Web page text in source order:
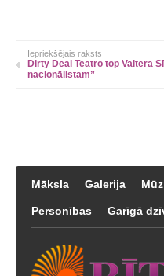
Iepriekšējais raksts
Dirty Deal Teatro top Valtera
nacionālistam”
Māksla Galerija
Personības Garīgā